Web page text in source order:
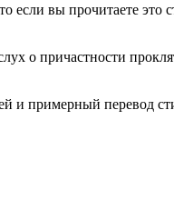
если вы прочитаете это
о причастности
и примерный перевод